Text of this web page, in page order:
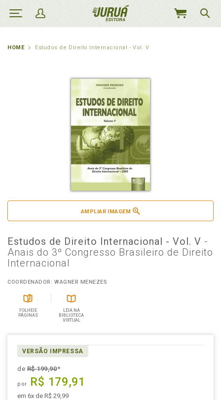
MEU
HOME Estudos de Direito Internacional - Vol. V
AMPLIAR IMAGEM
Estudos de Direito Internacional - Vol. V -
Anais do 3º Congresso Brasileiro de Direito
Internacional
COORDENADOR: WAGNER MENEZES
FOLHEIE
PÁGINAS
LEIA NA
BIBLIOTECA
VIRTUAL
VERSÃO IMPRESSA
deR$ 199,90*
por R$ 179,91
em 6x de R$ 29,99